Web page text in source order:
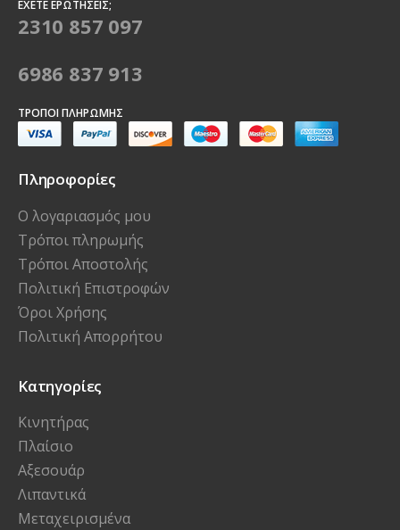
ΈΧΕΤΕ ΕΡΩΤΉΣΕΙΣ;
2310 857 097
6986 837 913
ΤΡΌΠΟΙ ΠΛΗΡΩΜΉΣ
Πληροφορίες
Ο λογαριασμός μου
Τρόποι πληρωμής
Τρόποι Αποστολής
Πολιτική Επιστροφών
Όροι Χρήσης
Πολιτική Απορρήτου
Κατηγορίες
Κινητήρας
Πλαίσιο
Αξεσουάρ
Λιπαντικά
Μεταχειρισμένα